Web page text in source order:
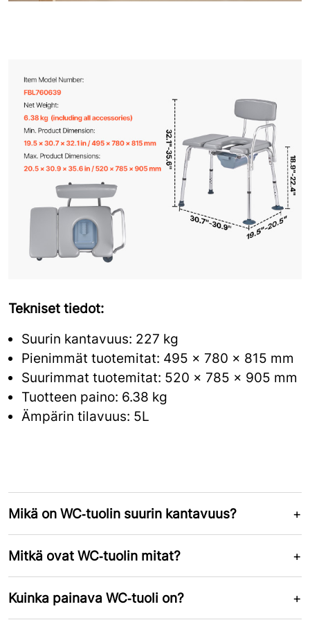
Tekniset tiedot:
Suurin kantavuus: 227 kg
Pienimmät tuotemitat: 495 x 780 x 815 mm
Suurimmat tuotemitat: 520 x 785 x 905 mm
Tuotteen paino: 6.38 kg
Ämpärin tilavuus: 5L
Mikä on WC‑tuolin suurin kantavuus?
Mitkä ovat WC‑tuolin mitat?
Kuinka painava WC‑tuoli on?